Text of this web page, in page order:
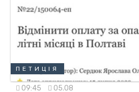
ПЕТИЦІЯ
09:45 05.08